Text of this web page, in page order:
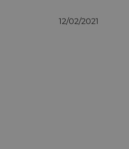
12/02/2021